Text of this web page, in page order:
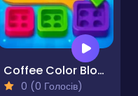
Coffee Color Blocks
0 (0 Голосів)